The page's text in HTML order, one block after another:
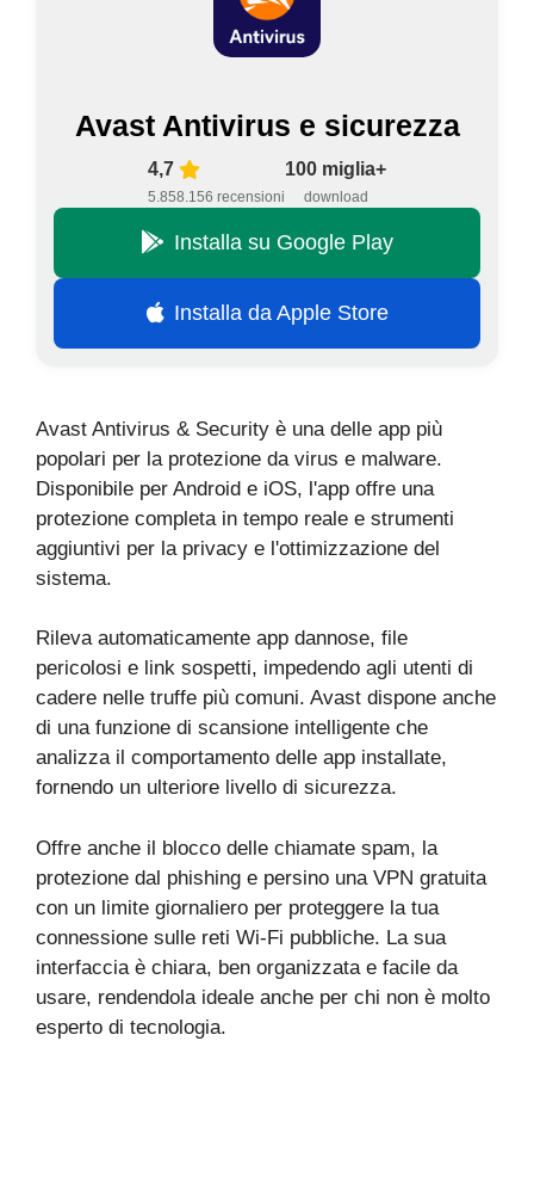
Avast Antivirus e sicurezza
4,7
5.858.156 recensioni
100 miglia+
download
Installa su Google Play
Installa da Apple Store
Avast Antivirus & Security è una delle app più
popolari per la protezione da virus e malware.
Disponibile per Android e iOS, l'app offre una
protezione completa in tempo reale e strumenti
aggiuntivi per la privacy e l'ottimizzazione del
sistema.
Rileva automaticamente app dannose, file
pericolosi e link sospetti, impedendo agli utenti di
cadere nelle truffe più comuni. Avast dispone anche
di una funzione di scansione intelligente che
analizza il comportamento delle app installate,
fornendo un ulteriore livello di sicurezza.
Offre anche il blocco delle chiamate spam, la
protezione dal phishing e persino una VPN gratuita
con un limite giornaliero per proteggere la tua
connessione sulle reti Wi-Fi pubbliche. La sua
interfaccia è chiara, ben organizzata e facile da
usare, rendendola ideale anche per chi non è molto
esperto di tecnologia.